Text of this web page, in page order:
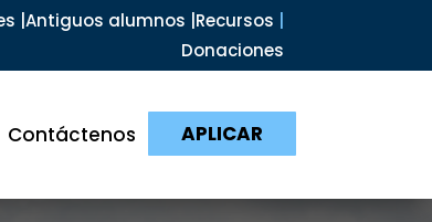
| Antiguos alumnos | Recursos
Donaciones
Contáctenos APLICAR